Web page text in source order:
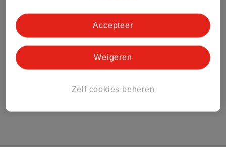
Bestel & Bezorginformatie
Bekijk ook
Zelf cookies beheren
Weigeren
Accepteer